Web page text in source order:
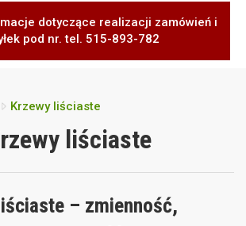
dotyczące realizacji zamówień i
pod nr. tel. 515-893-782
Krzewy liściaste
liściaste
– zmienność,